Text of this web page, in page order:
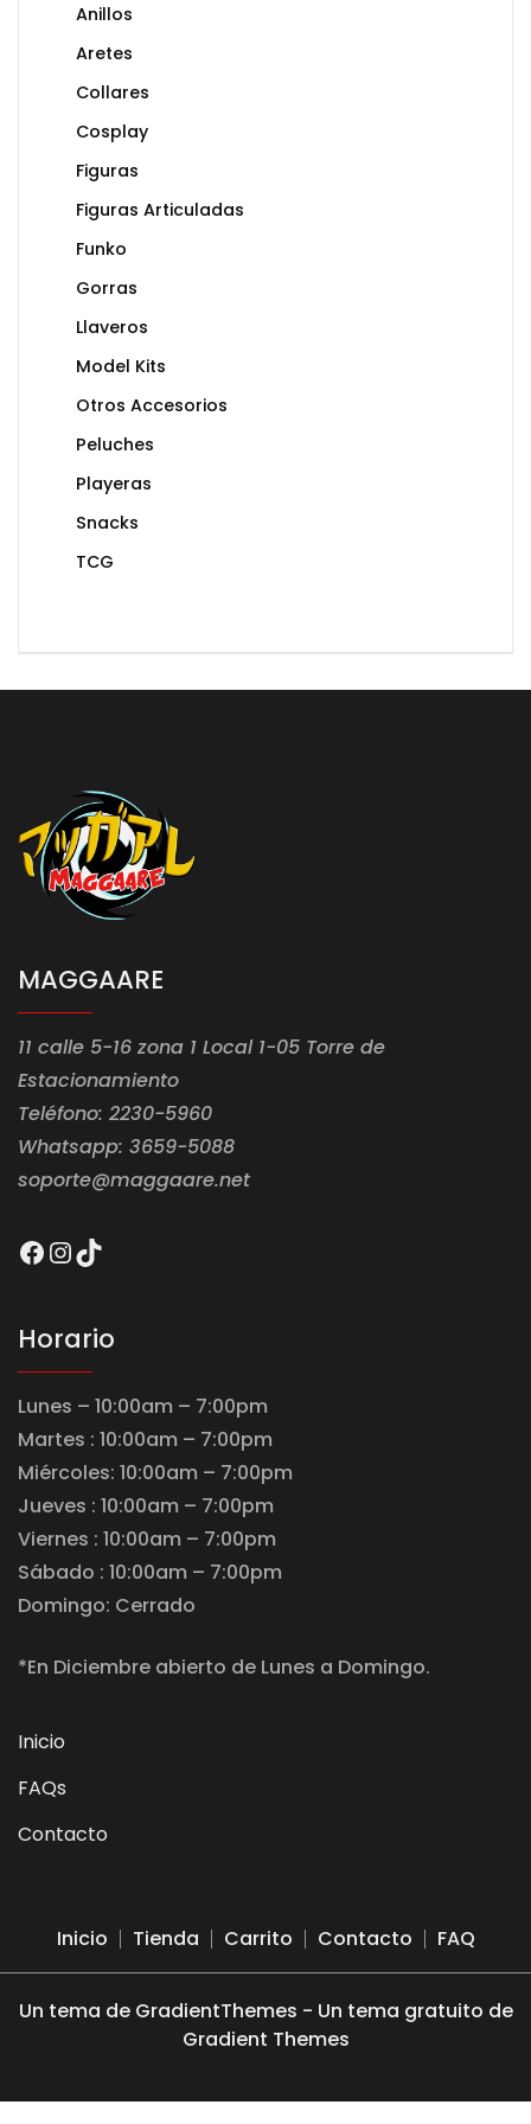
Anillos
Aretes
Collares
Cosplay
Figuras
Figuras Articuladas
Funko
Gorras
Llaveros
Model Kits
Otros Accesorios
Peluches
Playeras
Snacks
TCG
MAGGAARE
11 calle 5-16 zona 1 Local 1-05 Torre de
Estacionamiento
Teléfono: 2230-5960
Whatsapp: 3659-5088
soporte@maggaare.net
Facebook
Instagram
TikTok
Horario
Lunes – 10:00am – 7:00pm
Martes : 10:00am – 7:00pm
Miércoles: 10:00am – 7:00pm
Jueves : 10:00am – 7:00pm
Viernes : 10:00am – 7:00pm
Sábado : 10:00am – 7:00pm
Domingo: Cerrado
*En Diciembre abierto de Lunes a Domingo.
Inicio
FAQs
Contacto
Inicio Tienda Carrito Contacto FAQ
Un tema de GradientThemes - Un tema gratuito de
Gradient Themes